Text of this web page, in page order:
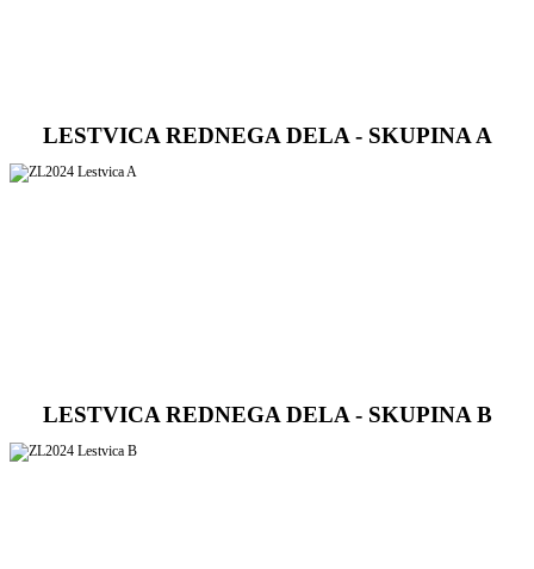
LESTVICA REDNEGA DELA - SKUPINA A
LESTVICA REDNEGA DELA - SKUPINA B